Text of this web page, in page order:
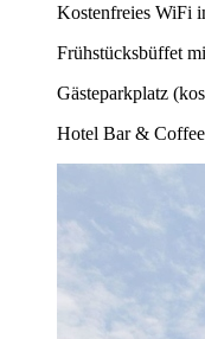
Kostenfreies WiFi
Frühstücksbüffet
Gästeparkplatz
Hotel Bar &